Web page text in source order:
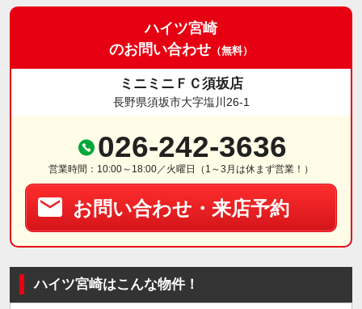
ハイツ宮崎
のお問い合わせ （無料）
ミニミニＦＣ須坂店
長野県須坂市大字塩川26-1
026-242-3636
営業時間：10:00～18:00／火曜日（1～3月は休まず営業！）
お問い合わせ・来店予約
ハイツ宮崎はこんな物件！